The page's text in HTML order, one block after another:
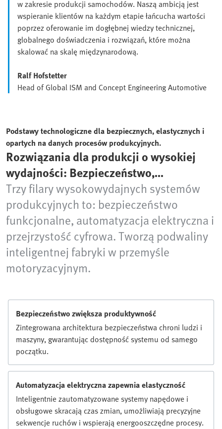
w zakresie produkcji samochodów. Naszą ambicją jest
wspieranie klientów na każdym etapie łańcucha wartości
poprzez oferowanie im dogłębnej wiedzy technicznej,
globalnego doświadczenia i rozwiązań, które można
skalować na skalę międzynarodową.
Ralf Hofstetter
Head of Global ISM and Concept Engineering Automotive
Podstawy technologiczne dla bezpiecznych, elastycznych i
opartych na danych procesów produkcyjnych.
Rozwiązania dla produkcji o wysokiej
wydajności: Bezpieczeństwo,
automatyzacja, przejrzystość
Trzy filary wysokowydajnych systemów
produkcyjnych to: bezpieczeństwo
funkcjonalne, automatyzacja elektryczna i
przejrzystość cyfrowa. Tworzą podwaliny
inteligentnej fabryki w przemyśle
motoryzacyjnym.
Bezpieczeństwo zwiększa produktywność
Zintegrowana architektura bezpieczeństwa chroni ludzi i
maszyny, gwarantując dostępność systemu od samego
początku.
Automatyzacja elektryczna zapewnia elastyczność
Inteligentnie zautomatyzowane systemy napędowe i
obsługowe skracają czas zmian, umożliwiają precyzyjne
sekwencje ruchów i wspierają energooszczędne procesy.